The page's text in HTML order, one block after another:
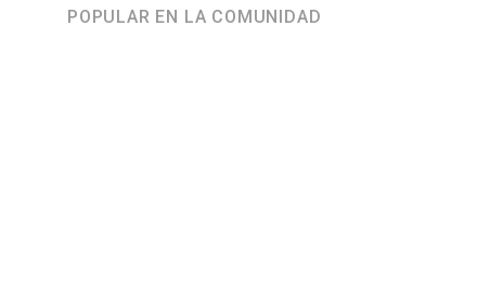
POPULAR EN LA COMUNIDAD